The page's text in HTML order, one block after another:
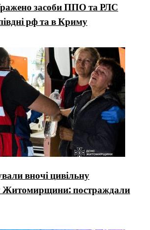
засоби ППО та РЛС
рф та в Криму
вночі цивільну
Житомирщини: постраждали